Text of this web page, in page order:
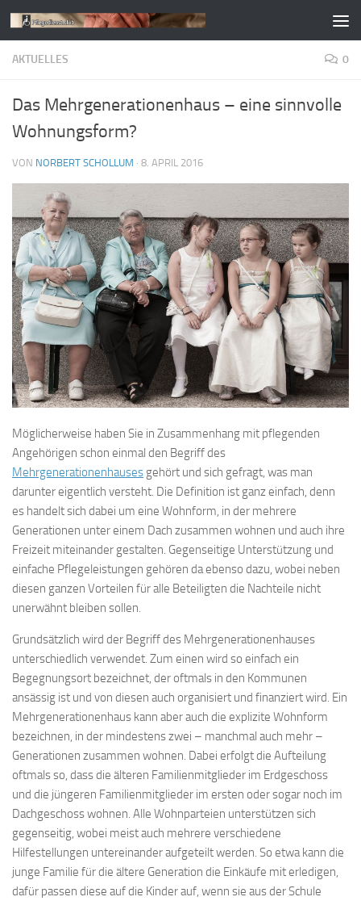
Zum Inhalt springen
AKTUELLES 0
Das Mehrgenerationenhaus – eine sinnvolle
Wohnungsform?
VON NORBERT SCHOLLUM · 8. APRIL 2016
Möglicherweise haben Sie in Zusammenhang mit pflegenden
Angehörigen schon einmal den Begriff des
Mehrgenerationenhauses gehört und sich gefragt, was man
darunter eigentlich versteht. Die Definition ist ganz einfach, denn
es handelt sich dabei um eine Wohnform, in der mehrere
Generationen unter einem Dach zusammen wohnen und auch ihre
Freizeit miteinander gestalten. Gegenseitige Unterstützung und
einfache Pflegeleistungen gehören da ebenso dazu, wobei neben
diesen ganzen Vorteilen für alle Beteiligten die Nachteile nicht
unerwähnt bleiben sollen.
Grundsätzlich wird der Begriff des Mehrgenerationenhauses
unterschiedlich verwendet. Zum einen wird so einfach ein
Begegnungsort bezeichnet, der oftmals in den Kommunen
ansässig ist und von diesen auch organisiert und finanziert wird. Ein
Mehrgenerationenhaus kann aber auch die explizite Wohnform
bezeichnen, in der mindestens zwei – manchmal auch mehr –
Generationen zusammen wohnen. Dabei erfolgt die Aufteilung
oftmals so, dass die älteren Familienmitglieder im Erdgeschoss
und die jüngeren Familienmitglieder im ersten oder sogar noch im
Dachgeschoss wohnen. Alle Wohnparteien unterstützen sich
gegenseitig, wobei meist auch mehrere verschiedene
Hilfestellungen untereinander aufgeteilt werden. So etwa kann die
junge Familie für die ältere Generation die Einkäufe mit erledigen,
dafür passen diese auf die Kinder auf, wenn sie aus der Schule